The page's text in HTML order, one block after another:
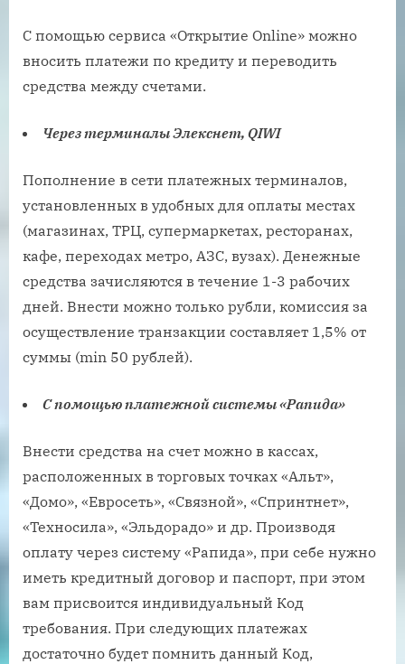
С помощью сервиса «Открытие Online» можно
вносить платежи по кредиту и переводить
средства между счетами.
Через терминалы Элекснет, QIWI
Пополнение в сети платежных терминалов,
установленных в удобных для оплаты местах
(магазинах, ТРЦ, супермаркетах, ресторанах,
кафе, переходах метро, АЗС, вузах). Денежные
средства зачисляются в течение 1-3 рабочих
дней. Внести можно только рубли, комиссия за
осуществление транзакции составляет 1,5% от
суммы (min 50 рублей).
С помощью платежной системы «Рапида»
Внести средства на счет можно в кассах,
расположенных в торговых точках «Альт»,
«Домо», «Евросеть», «Связной», «Спринтнет»,
«Техносила», «Эльдорадо» и др. Производя
оплату через систему «Рапида», при себе нужно
иметь кредитный договор и паспорт, при этом
вам присвоится индивидуальный Код
требования. При следующих платежах
достаточно будет помнить данный Код,